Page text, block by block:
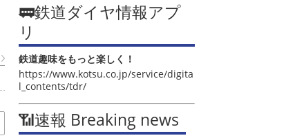
🚃鉄道ダイヤ情報アプ
リ
鉄道趣味をもっと楽しく！
https://www.kotsu.co.jp/service/digita
l_contents/tdr/
📶速報 Breaking news